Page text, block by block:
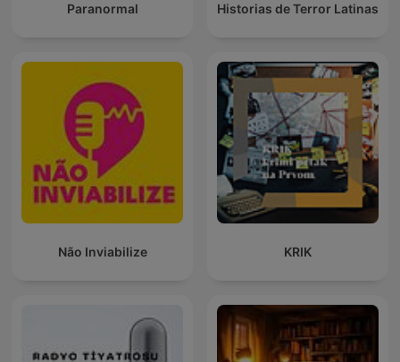
Paranormal Historias de Terror Latinas
Não Inviabilize KRIK